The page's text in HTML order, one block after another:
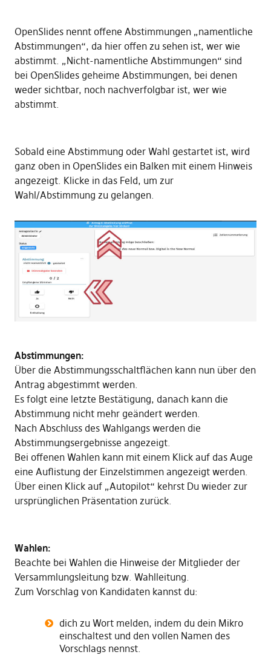
OpenSlides nennt offene Abstimmungen „namentliche
Abstimmungen“, da hier offen zu sehen ist, wer wie
abstimmt. „Nicht-namentliche Abstimmungen“ sind
bei OpenSlides geheime Abstimmungen, bei denen
weder sichtbar, noch nachverfolgbar ist, wer wie
abstimmt.
Sobald eine Abstimmung oder Wahl gestartet ist, wird
ganz oben in OpenSlides ein Balken mit einem Hinweis
angezeigt. Klicke in das Feld, um zur
Wahl/Abstimmung zu gelangen.
Abstimmungen:
Über die Abstimmungsschaltflächen kann nun über den
Antrag abgestimmt werden.
Es folgt eine letzte Bestätigung, danach kann die
Abstimmung nicht mehr geändert werden.
Nach Abschluss des Wahlgangs werden die
Abstimmungsergebnisse angezeigt.
Bei offenen Wahlen kann mit einem Klick auf das Auge
eine Auflistung der Einzelstimmen angezeigt werden.
Über einen Klick auf „Autopilot“ kehrst Du wieder zur
ursprünglichen Präsentation zurück.
Wahlen:
Beachte bei Wahlen die Hinweise der Mitglieder der
Versammlungsleitung bzw. Wahlleitung.
Zum Vorschlag von Kandidaten kannst du:
dich zu Wort melden, indem du dein Mikro
einschaltest und den vollen Namen des
Vorschlags nennst.